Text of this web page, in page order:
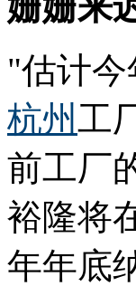
"估计
杭州工
前工厂
裕隆将
年年底